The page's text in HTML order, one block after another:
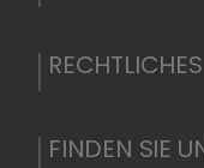
RECHTLICHES
FINDEN SIE